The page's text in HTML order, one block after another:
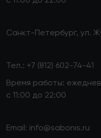
Санкт-Петербург, ул.
Тел.: +7 (812) 602-74-41
Время работы:
с 11:00 до 22:00
Email: info@sabonis.ru